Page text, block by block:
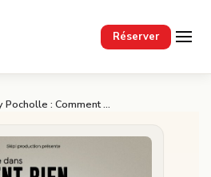
Réserver
Fanny Pocholle : Comment bien réussir son burn-out ?